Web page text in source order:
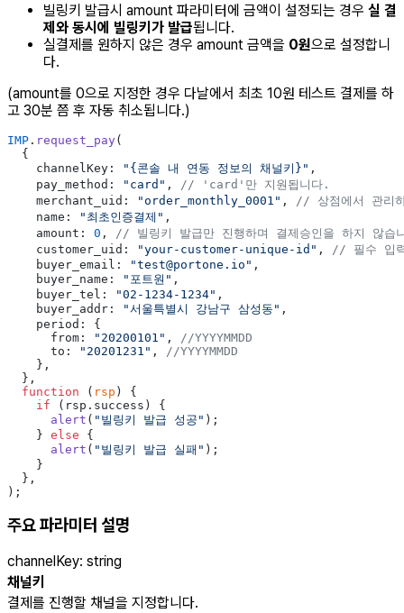
빌링키 발급시 amount 파라미터에 금액이 설정되는 경우 실 결
제와 동시에 빌링키가 발급됩니다.
실결제를 원하지 않은 경우 amount 금액을 0원으로 설정합니
다.
(amount를 0으로 지정한 경우 다날에서 최초 10원 테스트 결제를 하
고 30분 쯤 후 자동 취소됩니다.)
IMP . request_pay(
  {
    channelKey:
"{콘솔 내 연동 정보의 채널키}" ,
    pay_method:
"card" ,
// 'card'만 지원됩니다.
    merchant_uid:
"order_monthly_0001" ,
// 상점에서 관리
    name:
"최초인증결제" ,
    amount:
0 ,
// 빌링키 발급만 진행하며 결제승인을 하지 않습
    customer_uid:
"your-customer-unique-id" ,
// 필수 입
    buyer_email:
"test@portone.io" ,
    buyer_name:
"포트원" ,
    buyer_tel:
"02-1234-1234" ,
    buyer_addr:
"서울특별시 강남구 삼성동" ,
    period: {
      from:
"20200101" ,
//YYYYMMDD
      to:
"20201231" ,
//YYYYMMDD
    },
  },
  function
( rsp ) {
    if
(rsp.success) {
      alert
( "빌링키 발급 성공" );
    }
else {
      alert
( "빌링키 발급 실패" );
    }
  },
);
주요 파라미터 설명
channelKey: string
채널키
결제를 진행할 채널을 지정합니다.